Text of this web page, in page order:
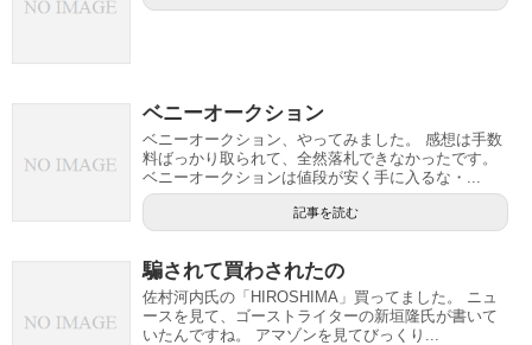
ベニーオークション
ベニーオークション、やってみました。 感想は手数
料ばっかり取られて、全然落札できなかったです。
ベニーオークションは値段が安く手に入るな・...
記事を読む
騙されて買わされたの
佐村河内氏の「HIROSHIMA」買ってました。 ニュ
ースを見て、ゴーストライターの新垣隆氏が書いて
いたんですね。 アマゾンを見てびっくり...